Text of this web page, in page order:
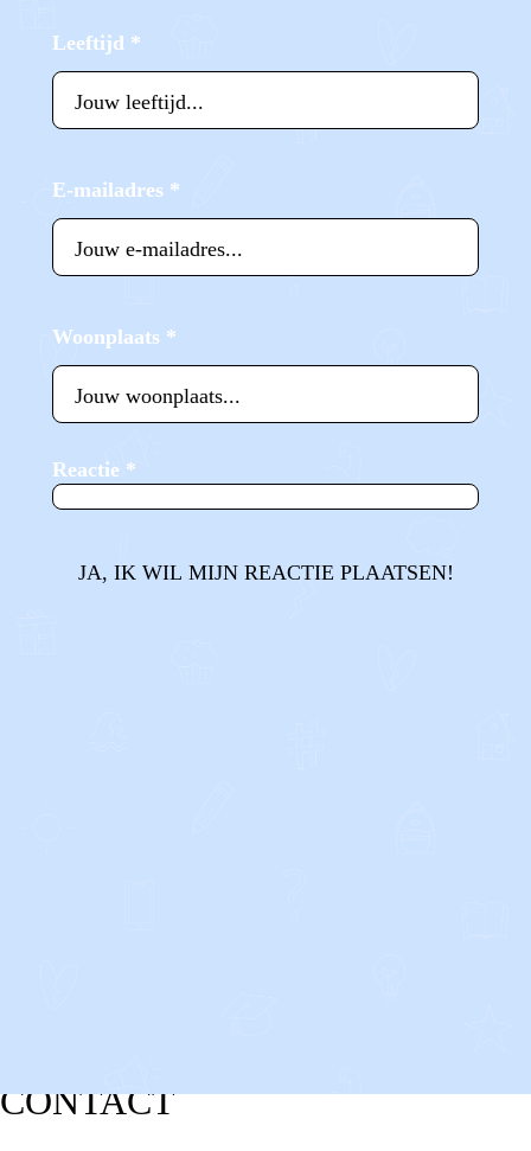
Leeftijd *
E-mailadres *
Woonplaats *
Reactie *
JA, IK WIL MIJN REACTIE PLAATSEN!
CONTACT